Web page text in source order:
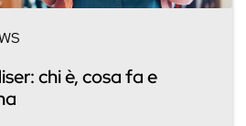
chi è, cosa fa e